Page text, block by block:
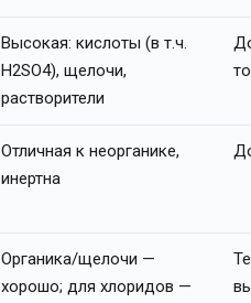
Высокая: кислоты (в т.ч.
H2SO4), щелочи,
растворители
Отличная к неорганике,
инертна
Органика/щелочи —
хорошо; для хлоридов —